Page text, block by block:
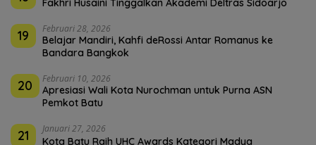
Fakhri Husaini Tinggalkan Akademi Deltras Sidoarjo
19 Februari 28, 2026
Belajar Mandiri, Kahfi deRossi Antar Romanus ke
Bandara Bangkok
20 Februari 10, 2026
Apresiasi Wali Kota Nurochman untuk Purna ASN
Pemkot Batu
21 Januari 27, 2026
Kota Batu Raih UHC Awards Kategori Madya